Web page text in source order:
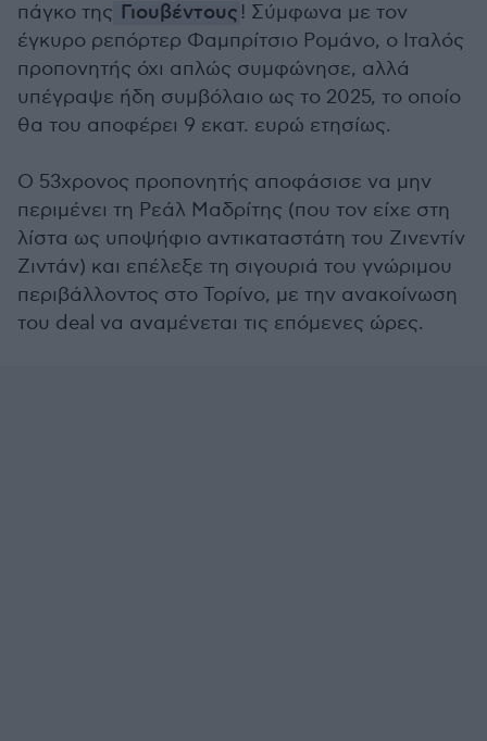
πάγκο της Γιουβέντους ! Σύμφωνα με τον
έγκυρο ρεπόρτερ Φαμπρίτσιο Ρομάνο, ο Ιταλός
προπονητής όχι απλώς συμφώνησε, αλλά
υπέγραψε ήδη συμβόλαιο ως το 2025, το οποίο
θα του αποφέρει 9 εκατ. ευρώ ετησίως.
Ο 53χρονος προπονητής αποφάσισε να μην
περιμένει τη Ρεάλ Mαδρίτης (που τον είχε στη
λίστα ως υποψήφιο αντικαταστάτη του Ζινεντίν
Ζιντάν) και επέλεξε τη σιγουριά του γνώριμου
περιβάλλοντος στο Τορίνο, με την ανακοίνωση
του deal να αναμένεται τις επόμενες ώρες.